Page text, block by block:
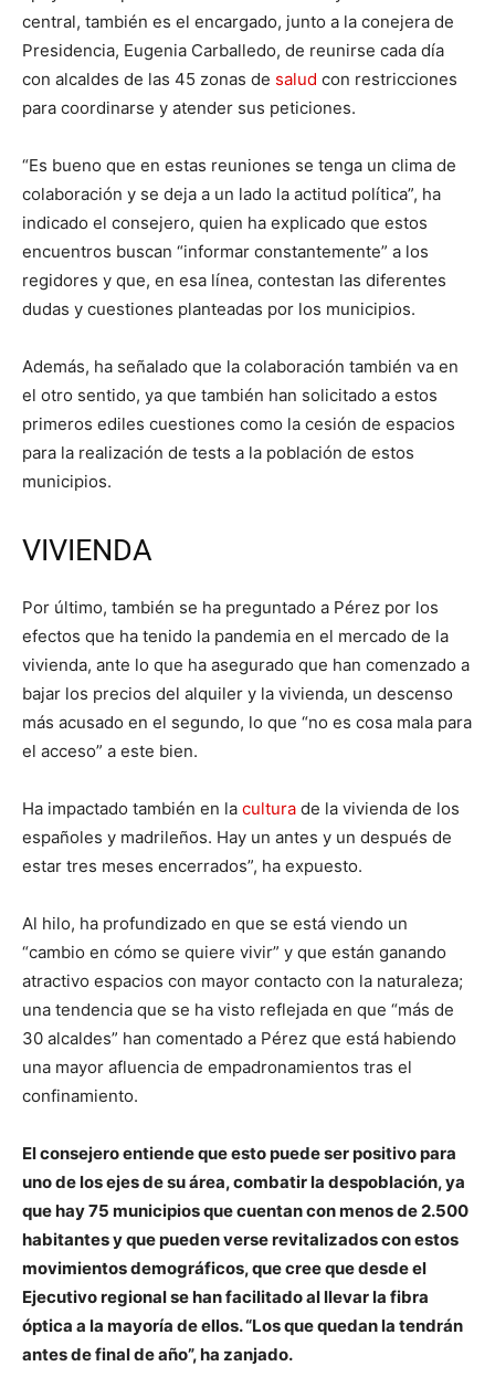
central, también es el encargado, junto a la conejera de
Presidencia, Eugenia Carballedo, de reunirse cada día
con alcaldes de las 45 zonas de salud con restricciones
para coordinarse y atender sus peticiones.
“Es bueno que en estas reuniones se tenga un clima de
colaboración y se deja a un lado la actitud política”, ha
indicado el consejero, quien ha explicado que estos
encuentros buscan “informar constantemente” a los
regidores y que, en esa línea, contestan las diferentes
dudas y cuestiones planteadas por los municipios.
Además, ha señalado que la colaboración también va en
el otro sentido, ya que también han solicitado a estos
primeros ediles cuestiones como la cesión de espacios
para la realización de tests a la población de estos
municipios.
VIVIENDA
Por último, también se ha preguntado a Pérez por los
efectos que ha tenido la pandemia en el mercado de la
vivienda, ante lo que ha asegurado que han comenzado a
bajar los precios del alquiler y la vivienda, un descenso
más acusado en el segundo, lo que “no es cosa mala para
el acceso” a este bien.
Ha impactado también en la cultura de la vivienda de los
españoles y madrileños. Hay un antes y un después de
estar tres meses encerrados”, ha expuesto.
Al hilo, ha profundizado en que se está viendo un
“cambio en cómo se quiere vivir” y que están ganando
atractivo espacios con mayor contacto con la naturaleza;
una tendencia que se ha visto reflejada en que “más de
30 alcaldes” han comentado a Pérez que está habiendo
una mayor afluencia de empadronamientos tras el
confinamiento.
El consejero entiende que esto puede ser positivo para
uno de los ejes de su área, combatir la despoblación, ya
que hay 75 municipios que cuentan con menos de 2.500
habitantes y que pueden verse revitalizados con estos
movimientos demográficos, que cree que desde el
Ejecutivo regional se han facilitado al llevar la fibra
óptica a la mayoría de ellos. “Los que quedan la tendrán
antes de final de año”, ha zanjado.